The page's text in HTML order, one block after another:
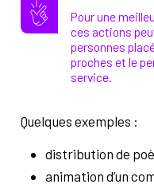
Pour une
ces actions
personnes
proches et le
service.
Quelques exemples :
distribution de
animation d’un